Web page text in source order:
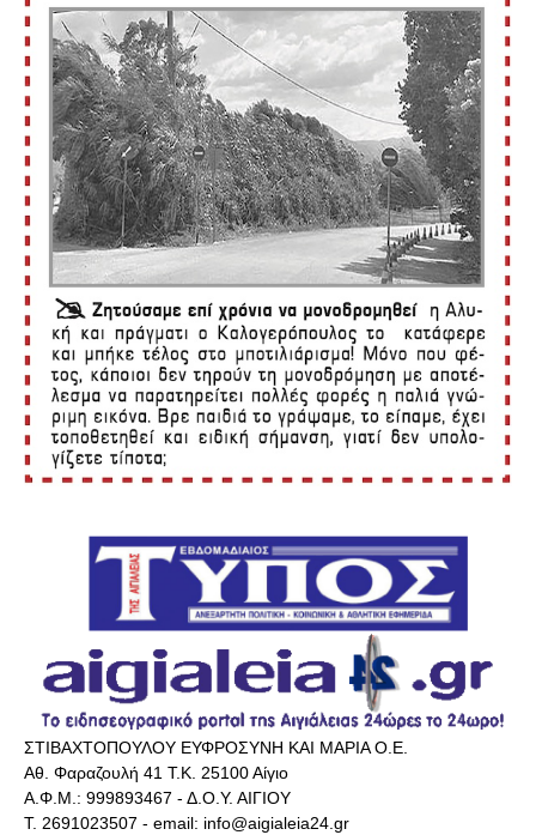
ΣΤΙΒΑΧΤΟΠΟΥΛΟΥ ΕΥΦΡΟΣΥΝΗ ΚΑΙ ΜΑΡΙΑ Ο.Ε.
Αθ. Φαραζουλή 41 Τ.Κ. 25100 Αίγιο
Α.Φ.Μ.: 999893467 - Δ.Ο.Υ. ΑΙΓΙΟΥ
Τ. 2691023507 - email: info@aigialeia24.gr